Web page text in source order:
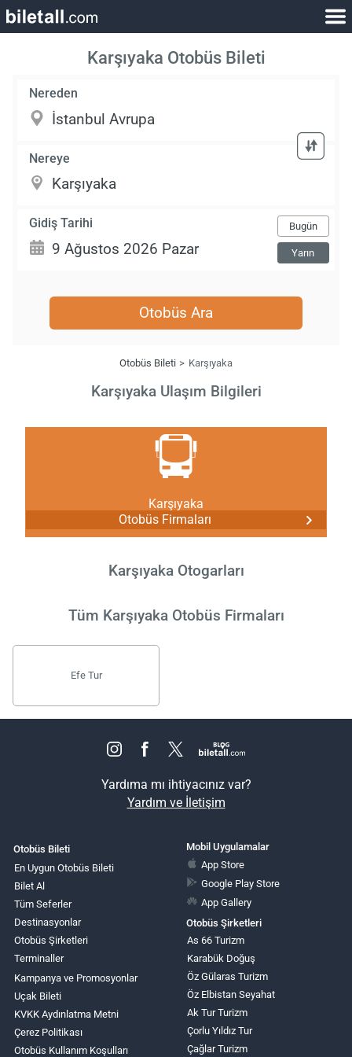
Karşıyaka Otobüs Bileti
Nereden
Nereye
Gidiş Tarihi Bugün
Yarın
Otobüs Ara
Otobüs Bileti Karşıyaka
Karşıyaka Ulaşım Bilgileri
Karşıyaka
Otobüs Firmaları
Karşıyaka Otogarları
Tüm Karşıyaka Otobüs Firmaları
Efe Tur
Yardıma mı ihtiyacınız var?
Yardım ve İletişim
Otobüs Bileti
En Uygun Otobüs Bileti
Bilet Al
Tüm Seferler
Destinasyonlar
Otobüs Şirketleri
Terminaller
Kampanya ve Promosyonlar
Uçak Bileti
KVKK Aydınlatma Metni
Çerez Politikası
Otobüs Kullanım Koşulları
Mobil Uygulamalar
App Store
Google Play Store
App Gallery
Otobüs Şirketleri
As 66 Turizm
Karabük Doğuş
Öz Gülaras Turizm
Öz Elbistan Seyahat
Ak Tur Turizm
Çorlu Yıldız Tur
Çağlar Turizm